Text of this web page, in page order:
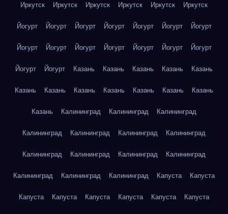
Иркутск Иркутск Иркутск Иркутск Иркутск Иркутск
Йогурт Йогурт Йогурт Йогурт Йогурт Йогурт Йогурт
Йогурт Йогурт Йогурт Йогурт Йогурт Йогурт Йогурт
Йогурт Йогурт Казань Казань Казань Казань Казань
Казань Казань Казань Казань Казань Казань Казань
Казань Калининград Калининград Калининград
Калининград Калининград Калининград Калининград
Калининград Калининград Калининград Калининград
Калининград Калининград Калининград Капуста Капуста
Капуста Капуста Капуста Капуста Капуста Капуста